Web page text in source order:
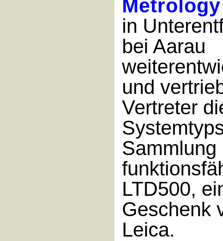
Metrology
in
bei Aarau
und
Vertreter
Sammlung
LTD500,
Geschenk
Leica.